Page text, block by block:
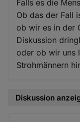
Falls es die
Ob das der Fall
ob wir es in der
Diskussion
oder ob wir uns
Strohmännern
Diskussion